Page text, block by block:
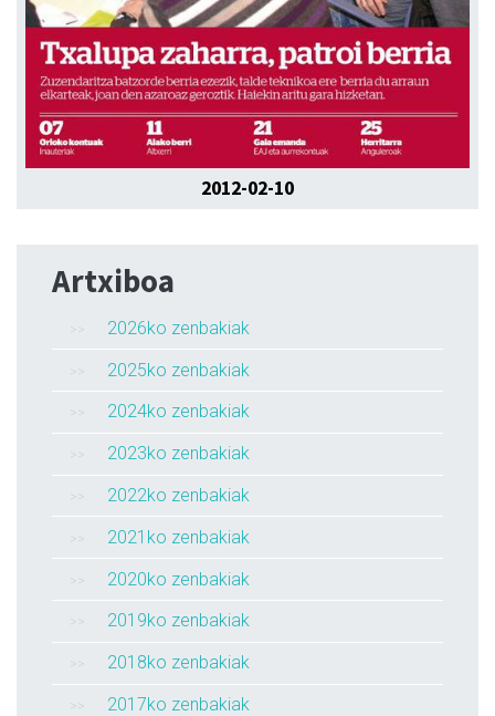
2012-02-10
Artxiboa
2026ko zenbakiak
2025ko zenbakiak
2024ko zenbakiak
2023ko zenbakiak
2022ko zenbakiak
2021ko zenbakiak
2020ko zenbakiak
2019ko zenbakiak
2018ko zenbakiak
2017ko zenbakiak